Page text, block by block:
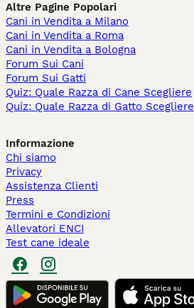
Altre Pagine Popolari
Cani in Vendita a Milano
Cani in Vendita a Roma
Cani in Vendita a Bologna
Forum Sui Cani
Forum Sui Gatti
Quiz: Quale Razza di Cane Scegliere
Quiz: Quale Razza di Gatto Scegliere
Informazione
Chi siamo
Privacy
Assistenza Clienti
Press
Termini e Condizioni
Allevatori ENCI
Test cane ideale